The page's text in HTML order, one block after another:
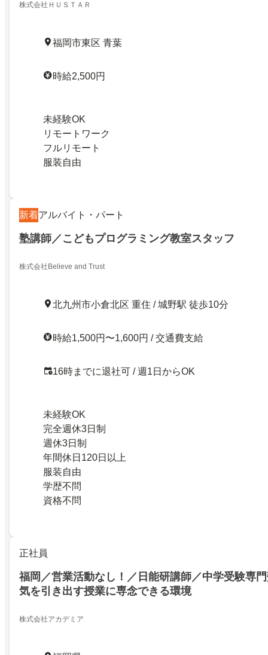
株式会社ＨＵＳＴＡＲ
福岡市東区 青葉
時給2,500円
未経験OK
リモートワーク
フルリモート
服装自由
新着アルバイト・パート
塾講師／こどもプログラミング教室スタッフ
株式会社Believe and Trust
北九州市小倉北区 重住 / 城野駅 徒歩10分
時給1,500円〜1,600円 / 交通費支給
16時までに退社可 / 週1日からOK
未経験OK
完全週休3日制
週休3日制
年間休日120日以上
服装自由
学歴不問
資格不問
正社員
福岡／営業活動なし！／日能研講師／中学受験専
気を引き出す授業に専念できる環境
株式会社アカデミア